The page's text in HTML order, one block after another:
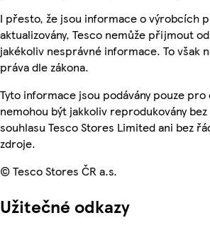
I přesto, že jsou informace o výrobcích
aktualizovány, Tesco nemůže přijmout
jakékoliv nesprávné informace. To však
práva dle zákona.
Tyto informace jsou podávány pouze
nemohou být jakkoliv reprodukovány
souhlasu Tesco Stores Limited ani bez
zdroje.
© Tesco Stores ČR a.s.
Užitečné odkazy